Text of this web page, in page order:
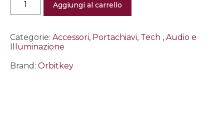
Orbitkey
Medium
nero
Aggiungi al carrello
Categorie: Accessori, Portachiavi, Tech , Audio e
Illuminazione
Brand: Orbitkey